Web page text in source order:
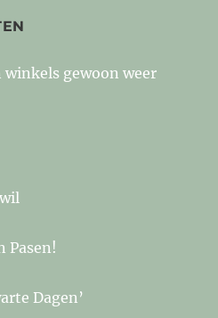
winkels gewoon weer
Pasen!
Dagen’